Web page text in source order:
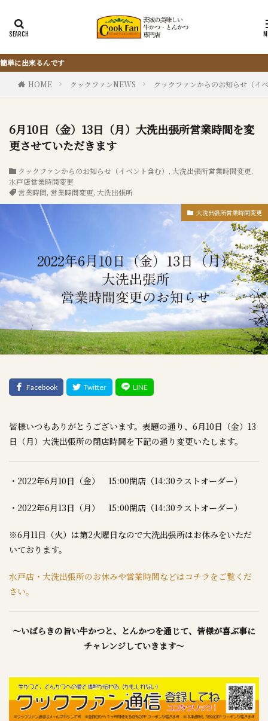
HOME クックファンNEWS クックファンからのお知らせ（イ
6月10日（金）13日（月）大洗出張所営業時間を変
更させていただきます
クックファンからのお知らせ（イベント含む） , 大洗出張所営業時間変更,
水戸店営業時間変更
営業時間, 営業時間変更, 大洗出張所
大洗出張所営業時間変更
皆様いつもありがとうございます。表題の通り、6月10日（金）13
日（月）大洗出張所の閉店時間を下記の通り変更いたします。
・2022年6月10日（金） 15:00閉店（14:30ラストオーダー）
・2022年6月13日（月） 15:00閉店（14:30ラストオーダー）
※6月11日（火）は第2火曜日なので大洗出張所はお休みをいただ
いております。
水戸店・大洗出張所のお休みや営業時間などはコチラをご覧くだ
さい。
～いばらきの旨い牛かつと、とんかつを通じて、皆様が喜ぶ事に
チャレンジしていきます～